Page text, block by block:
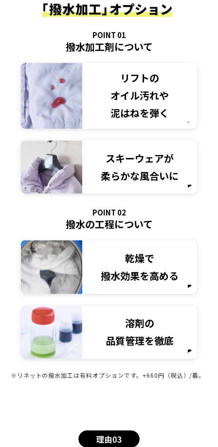
POINT 01
撥水加工剤について
リフトの
オイル汚れや
泥はねを弾く
スキーウェアが
柔らかな風合いに
POINT 02
撥水の工程について
乾燥で
撥水効果を高める
溶剤の
品質管理を徹底
※リネットの撥水加工は有料オプションです。+660円（税込）/着。